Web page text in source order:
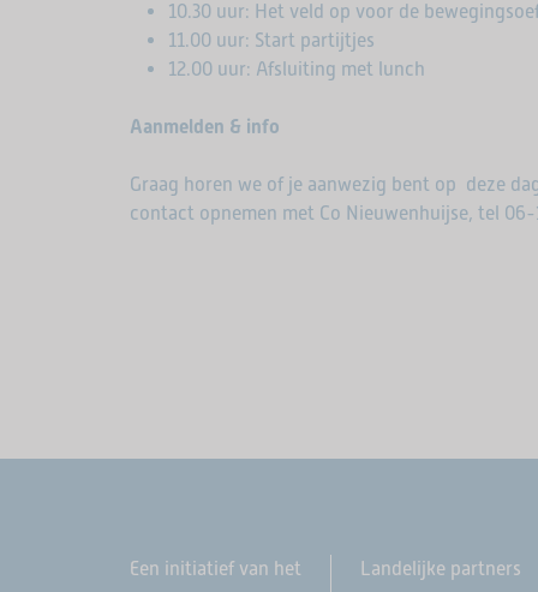
10.30 uur: Het veld op voor de
11.00 uur: Start partijtjes
12.00 uur: Afsluiting met lunch
Aanmelden & info
Graag horen we of je aanwezig bent op deze
contact opnemen met Co Nieuwenhuijse, tel
Een initiatief van het Landelijke partners